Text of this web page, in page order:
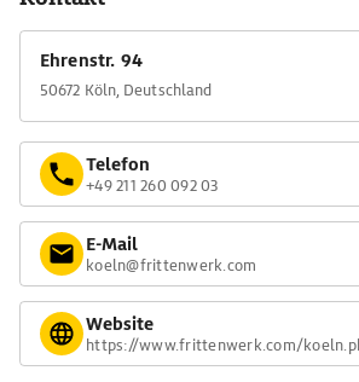
Ehrenstr. 94
50672 Köln, Deutschland
Telefon
+49 211 260 092 03
E-Mail
koeln@frittenwerk.com
Website
https://www.frittenwerk.com/